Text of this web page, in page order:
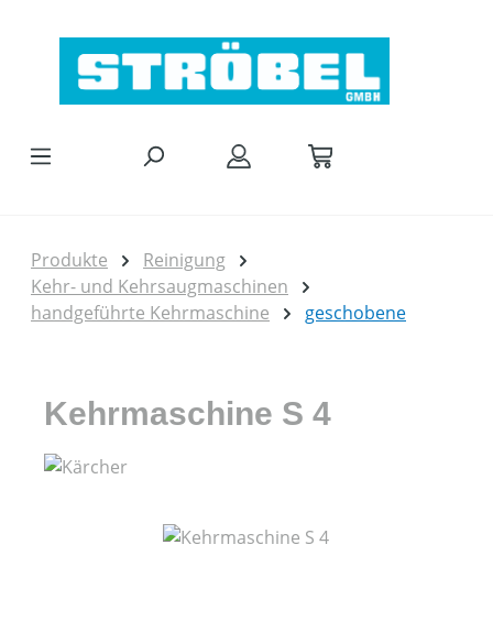
Produkte
Reinigung
Kehr- und Kehrsaugmaschinen
handgeführte Kehrmaschine
geschobene
Kehrmaschine S 4
Bildergalerie überspringen